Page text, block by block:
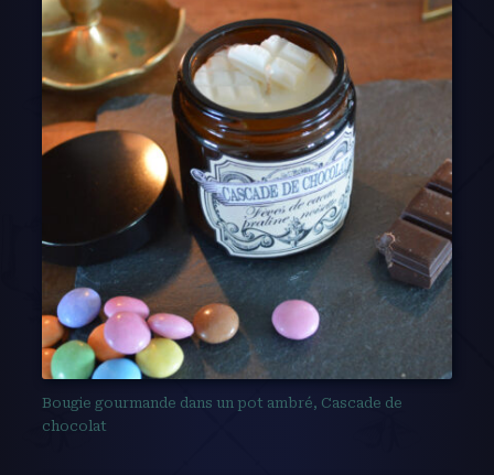
Bougie gourmande dans un pot ambré, Cascade de
chocolat